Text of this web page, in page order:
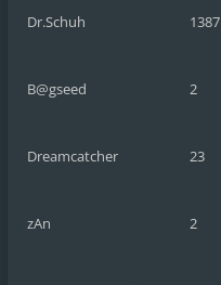
Dr.Schuh 1387
B@gseed 2
Dreamcatcher 23
zAn 2